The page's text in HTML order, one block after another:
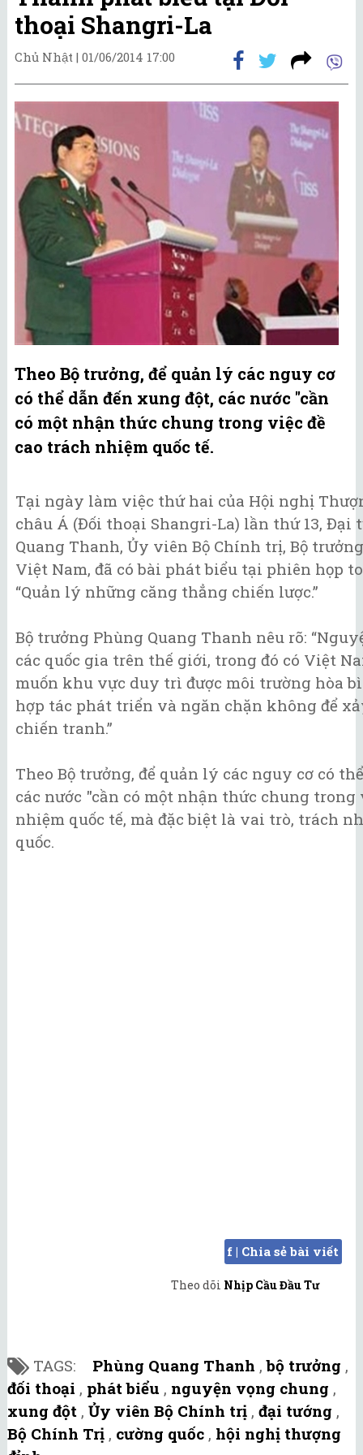
thoại Shangri-La
Chủ Nhật | 01/06/2014 17:00
Theo Bộ trưởng, để quản lý các nguy cơ
có thể dẫn đến xung đột, các nước "cần
có một nhận thức chung trong việc đề
cao trách nhiệm quốc tế.
Tại ngày làm việc thứ hai của Hội nghị
châu Á (Đối thoại Shangri-La) lần thứ 13, Đại
Quang Thanh, Ủy viên Bộ Chính trị, Bộ
Việt Nam, đã có bài phát biểu tại phiên họp
“Quản lý những căng thẳng chiến lược.”
Bộ trưởng Phùng Quang Thanh nêu rõ:
các quốc gia trên thế giới, trong đó có Việt
muốn khu vực duy trì được môi trường hòa
hợp tác phát triển và ngăn chặn không để
chiến tranh.”
Theo Bộ trưởng, để quản lý các nguy cơ có
các nước "cần có một nhận thức chung trong
nhiệm quốc tế, mà đặc biệt là vai trò, trách
quốc.
f | Chia sẻ bài viết
Theo dõi Nhịp Cầu Đầu Tư
TAGS: Phùng Quang Thanh ,bộ trưởng ,
đối thoại , phát biểu , nguyện vọng chung ,
xung đột , Ủy viên Bộ Chính trị , đại tướng ,
Bộ Chính Trị , cường quốc , hội nghị thượng